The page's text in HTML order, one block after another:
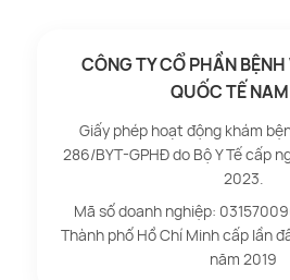
CÔNG TY CỔ PHẦN
QUỐC TẾ
Giấy phép hoạt động khám
286/BYT-GPHĐ do Bộ Y Tế cấp
2023.
Mã số doanh nghiệp:
Thành phố Hồ Chí Minh cấp lần
năm 2019